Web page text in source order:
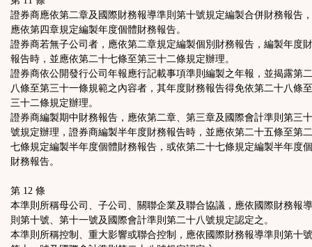
證券商應依第二章及國際財務報導準則第十號規定編製合併財務報告
應依第四章規定編製年度個體財務報告。
證券商若無子公司者，應依第二章規定編製個別財務報告，編製年度
報告時，並應依第二十七條至第三十二條規定辦理。
證券商依公開發行公司年報應行記載事項準則編製之年報，並揭露第
八條至第三十一條規範之內容者，其年度財務報告得免依第二十八條
三十二條規定辦理。
證券商編製期中財務報告，應依第二章、第三章及國際會計準則第三
號規定辦理，證券商編製半年度財務報告時，並應依第二十五條至第
七條規定編製半年度個體財務報告，或依第二十七條規定編製半年度
財務報告。
第 12 條
本準則所稱母公司、子公司、關聯企業及聯合協議，應依國際財務報
則第十號、第十一號及國際會計準則第二十八號規定認定之。
本準則所稱控制、重大影響或聯合控制，應依國際財務報導準則第十